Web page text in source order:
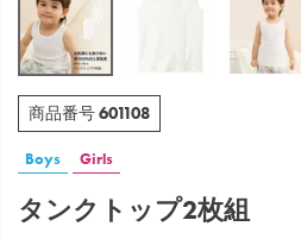
商品番号601108
Boys Girls
タンクトップ2枚組